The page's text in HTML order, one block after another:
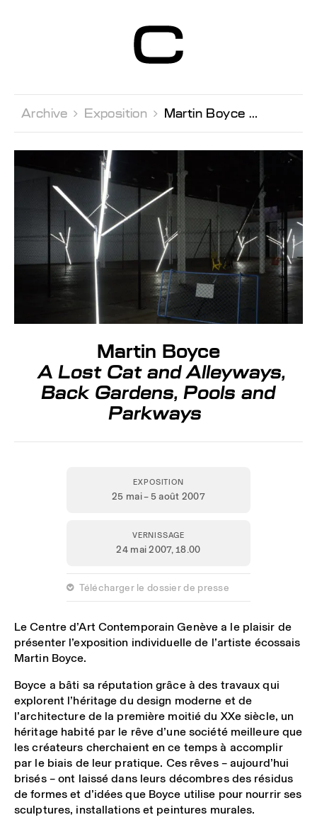
Contemporain
Genève
Archive  Exposition  Martin Boyce
Martin Boyce
A Lost Cat and Alleyways,
Back Gardens, Pools and
Parkways
EXPOSITION
25 mai – 5 août 2007
VERNISSAGE
24 mai 2007,18.00
 Télécharger le dossier de presse
Le Centre d’Art Contemporain Genève a le plaisir de
présenter l’exposition individuelle de l’artiste écossais
Martin Boyce.
Boyce a bâti sa réputation grâce à des travaux qui
explorent l’héritage du design moderne et de
l’architecture de la première moitié du XXe siècle, un
héritage habité par le rêve d’une société meilleure que
les créateurs cherchaient en ce temps à accomplir
par le biais de leur pratique. Ces rêves – aujourd’hui
brisés – ont laissé dans leurs décombres des résidus
de formes et d’idées que Boyce utilise pour nourrir ses
sculptures, installations et peintures murales.